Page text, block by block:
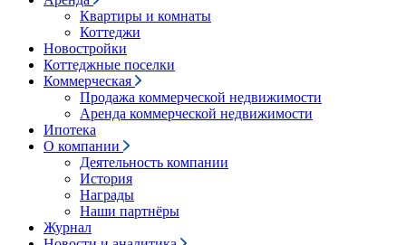
Квартиры и комнаты
Коттеджи
Новостройки
Коттеджные поселки
Коммерческая
Продажа коммерческой недвижимости
Аренда коммерческой недвижимости
Ипотека
О компании
Деятельность компании
История
Награды
Наши партнёры
Журнал